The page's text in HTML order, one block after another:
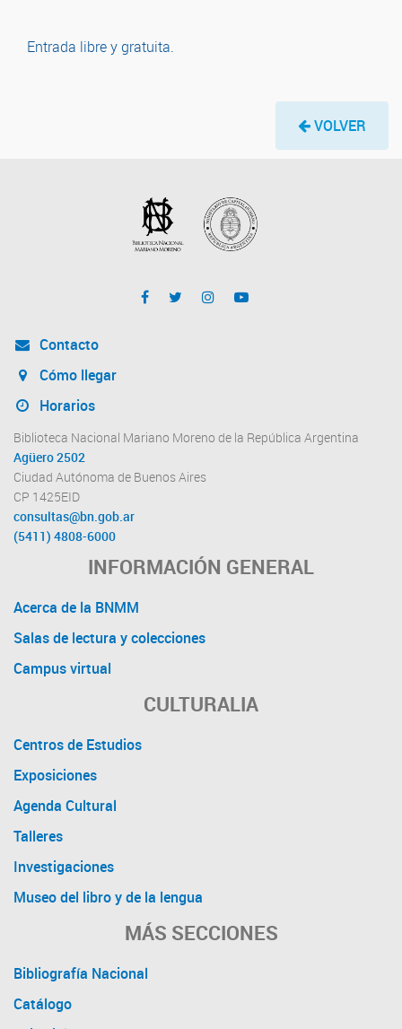
Entrada libre y gratuita.
VOLVER
Contacto
Cómo llegar
Horarios
Biblioteca Nacional Mariano Moreno de la República Argentina
Agüero 2502
Ciudad Autónoma de Buenos Aires
CP 1425EID
consultas@bn.gob.ar
(5411) 4808-6000
INFORMACIÓN GENERAL
Acerca de la BNMM
Salas de lectura y colecciones
Campus virtual
CULTURALIA
Centros de Estudios
Exposiciones
Agenda Cultural
Talleres
Investigaciones
Museo del libro y de la lengua
MÁS SECCIONES
Bibliografía Nacional
Catálogo